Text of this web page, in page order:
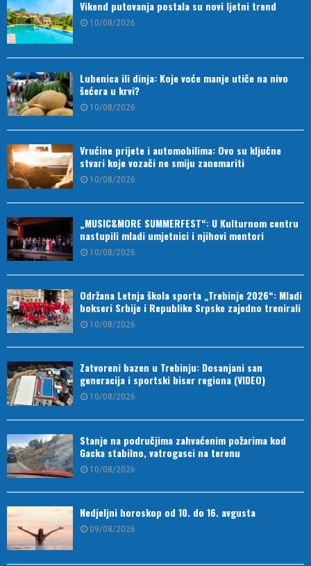
Vikend putovanja postala su novi ljetni trend
10/08/2026
Lubenica ili dinja: Koje voće manje utiče na nivo
šećera u krvi?
10/08/2026
Vrućine prijete i automobilima: Ovo su ključne
stvari koje vozači ne smiju zanemariti
10/08/2026
„MUSIC&MORE SUMMERFEST“: U Kulturnom centru
nastupili mladi umjetnici i njihovi mentori
10/08/2026
Održana Letnja škola sporta „Trebinje 2026“: Mladi
bokseri Srbije i Republike Srpske zajedno trenirali
10/08/2026
Zatvoreni bazen u Trebinju: Dosanjani san
generacija i sportski biser regiona (VIDEO)
10/08/2026
Stanje na područjima zahvaćenim požarima kod
Gacka stabilno, vatrogasci na terenu
10/08/2026
Nedjeljni horoskop od 10. do 16. avgusta
09/08/2026